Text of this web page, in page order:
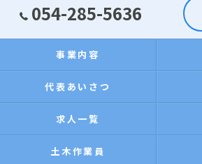
054-285-5636
事業内容
代表あいさつ
求人一覧
土木作業員